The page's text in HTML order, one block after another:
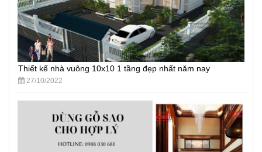
Thiết kế nhà vuông 10x10 1 tầng đẹp nhất năm nay
27/10/2022